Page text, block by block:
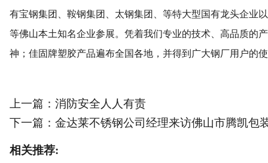
有宝钢集团、鞍钢集团、太钢集团、等特大型国有龙头企业
等佛山本土知名企业参展。凭着我们专业的技术、高品质的
神；佳固牌塑胶产品遍布全国各地，并得到广大钢厂用户的
上一篇： 消防安全人人有责
下一篇： 金达莱不锈钢公司经理来访佛山市腾凯包
相关推荐: